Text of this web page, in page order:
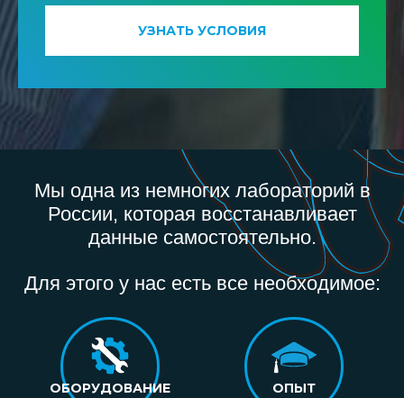
УЗНАТЬ УСЛОВИЯ
Мы одна из немногих лабораторий в
России, которая восстанавливает
данные самостоятельно.
Для этого у нас есть все необходимое:
ОБОРУДОВАНИЕ ОПЫТ